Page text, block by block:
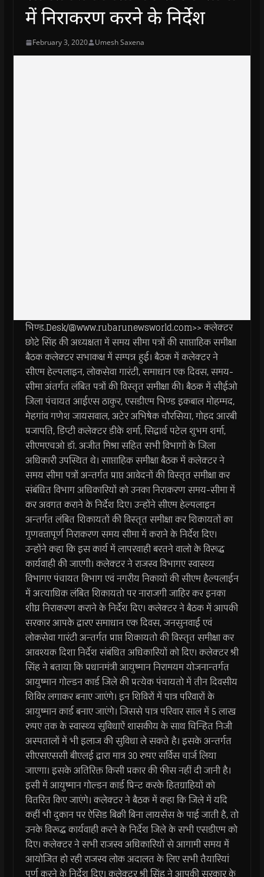
में निराकरण करने के निर्देश
February 3, 2020 Umesh Saxena
भिण्ड.Desk/@www.rubarunewsworld.com>> कलेक्टर
छोटे सिंह की अध्यक्षता में समय सीमा पत्रों की साप्ताहिक समीक्षा
बैठक कलेक्टर सभाकक्ष में सम्पन्न हुई। बैठक में कलेक्टर ने
सीएम हेल्पलाइन, लोकसेवा गारंटी, समाधान एक दिवस, समय-
सीमा अंतर्गत लंबित पत्रों की विस्तृत समीक्षा की। बैठक में सीईओ
जिला पंचायत आईएस ठाकुर, एसडीएम भिण्ड इकबाल मोहम्मद,
मेहगांव गणेश जायसवाल, अटेर अभिषेक चौरसिया, गोहद आरबी
प्रजापति, डिप्टी कलेक्टर डीके शर्मा, सिद्वार्थ पटेल शुभम शर्मा,
सीएमएचओ डॉ. अजीत मिश्रा सहित सभी विभागों के जिला
अधिकारी उपस्थित थे। साप्ताहिक समीक्षा बैठक में कलेक्टर ने
समय सीमा पत्रों अन्तर्गत प्राप्त आवेदनों की विस्तृत समीक्षा कर
संबंधित विभाग अधिकारियों को उनका निराकरण समय-सीमा में
कर अवगत कराने के निर्देश दिए। उन्होंने सीएम हेल्पलाइन
अन्तर्गत लंबित शिकायतों की विस्तृत समीक्षा कर शिकायतों का
गुणवत्तापूर्ण निराकरण समय सीमा में कराने के निर्देश दिए।
उन्होंने कहा कि इस कार्य में लापरवाही बरतने वालो के विरूद्ध
कार्यवाही की जाएगी। कलेक्टर ने राजस्व विभागए स्वास्थ्य
विभागए पंचायत विभाग एवं नगरीय निकायों की सीएम हैल्पलाईन
में अत्याधिक लंबित शिकायतो पर नाराजगी जाहिर कर इनका
शीघ्र निराकरण कराने के निर्देश दिए। कलेक्टर ने बैठक में आपकी
सरकार आपके द्वारए समाधान एक दिवस, जनसुनवाई एवं
लोकसेवा गारंटी अन्तर्गत प्राप्त शिकायतो की विस्तृत समीक्षा कर
आवश्यक दिशा निर्देश संबंधित अधिकारियों को दिए। कलेक्टर श्री
सिंह ने बताया कि प्रधानमंत्री आयुष्मान निरामयम योजनान्तर्गत
आयुष्मान गोल्डन कार्ड जिले की प्रत्येक पंचायतो में तीन दिवसीय
शिविर लगाकर बनाए जाएंगे। इन शिविरों में पात्र परिवारों के
आयुष्मान कार्ड बनाए जाएंगे। जिससे पात्र परिवार साल में 5 लाख
रुपए तक के स्वास्थ्य सुविधाऐं शासकीय के साथ चिन्हित निजी
अस्पतालों में भी इलाज की सुविधा ले सकते है। इसके अन्तर्गत
सीएसएससी बीएलई द्वारा मात्र 30 रुपए सर्विस चार्ज लिया
जाएगा। इसके अतिरिक्त किसी प्रकार की फीस नहीं दी जानी है।
इसी में आयुष्मान गोल्डन कार्ड प्रिन्ट करके हितग्राहियों को
वितरित किए जाएंगे। कलेक्टर ने बैठक में कहा कि जिले में यदि
कहीं भी दुकान पर ऐसिड बिक्री बिना लायसेंस के पाई जाती है, तो
उनके विरूद्ध कार्यवाही करने के निर्देश जिले के सभी एसडीएम को
दिए। कलेक्टर ने सभी राजस्व अधिकारियों से आगामी समय में
आयोजित हो रही राजस्व लोक अदालत के लिए सभी तैयारियां
पूर्ण करने के निर्देश दिए। कलेक्टर श्री सिंह ने आपकी सरकार के